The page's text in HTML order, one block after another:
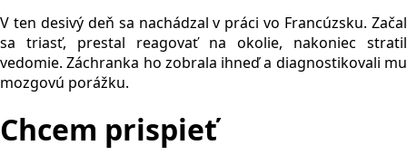
V ten desivý deň sa nachádzal v práci vo Francúzsku. Začal
sa triasť, prestal reagovať na okolie, nakoniec stratil
vedomie. Záchranka ho zobrala ihneď a diagnostikovali mu
mozgovú porážku.
Chcem prispieť